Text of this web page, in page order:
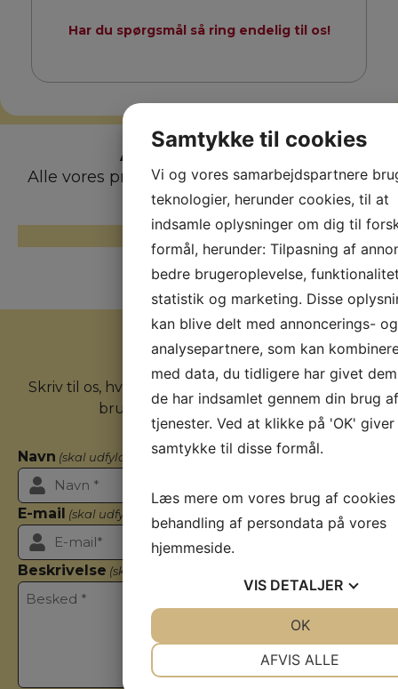
Har du spørgsmål så ring endelig til os!
Afrejsedatoer
Alle vores priser er per person v. 2 personer
KØBENHAVN
Kontakt os
Skriv til os, hvis du har nogle spørgsmål eller har
brug for flere informationer.
Navn (skal udfyldes)
E-mail (skal udfyldes)
Beskrivelse (skal udfyldes)
Samtykke til cookies
Vi og vores samarbejdspartnere
teknologier, herunder cookies, til at
indsamle oplysninger om dig til
formål, herunder: Tilpasning af
bedre brugeroplevelse,
statistik og marketing. Disse
kan blive delt med annoncerings- og
analysepartnere, som kan
med data, du tidligere har givet
de har indsamlet gennem din brug
tjenester. Ved at klikke på 'OK' giver
samtykke til disse formål.
Læs mere om vores brug af
behandling af persondata på vores
hjemmeside.
VIS DETALJER
AFVIS ALLE
OK